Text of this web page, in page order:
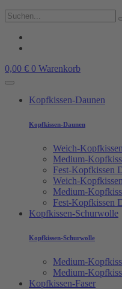
0,00 € 0 Warenkorb
Kopfkissen-Daunen
Kopfkissen-Daunen
Weich-
Medium-
Fest-Kopfkissen
Weich-
Medium-
Fest-Kopfkissen
Kopfkissen-Schurwolle
Kopfkissen-Schurwolle
Medium-
Medium-
Kopfkissen-Faser